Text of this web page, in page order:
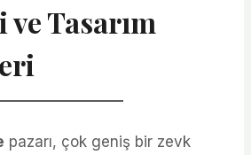
Tasarım
pazarı, çok geniş bir zevk